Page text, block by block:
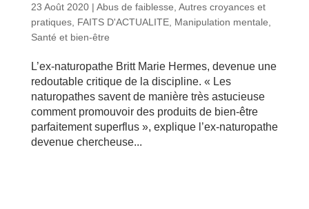
23 Août 2020| Abus de faiblesse Autres croyances et
pratiques, FAITS D'ACTUALITE, Manipulation mentale
Santé et bien-être
L’ex-naturopathe Britt Marie Hermes, devenue une
redoutable critique de la discipline. « Les
naturopathes savent de manière très astucieuse
comment promouvoir des produits de bien-être
parfaitement superflus », explique l’ex-naturopathe
devenue chercheuse...